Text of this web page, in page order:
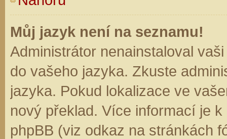
Můj jazyk není na seznamu!
Administrátor nenainstaloval
do vašeho jazyka. Zkuste
jazyka. Pokud lokalizace ve
nový překlad. Více informací je
phpBB (viz odkaz na stránkách